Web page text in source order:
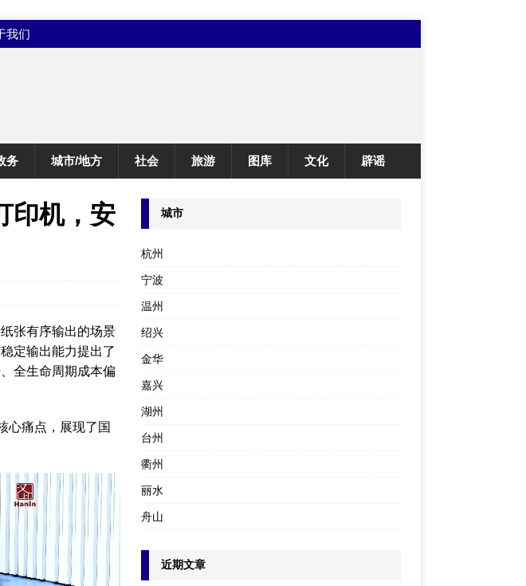
我们
务 城市/地方 社会 旅游 图库 文化 辟谣
印机，安
张有序输出的场景
定输出能力提出了
全生命周期成本偏
心痛点，展现了国
城市
杭州
宁波
温州
绍兴
金华
嘉兴
湖州
台州
衢州
丽水
舟山
近期文章